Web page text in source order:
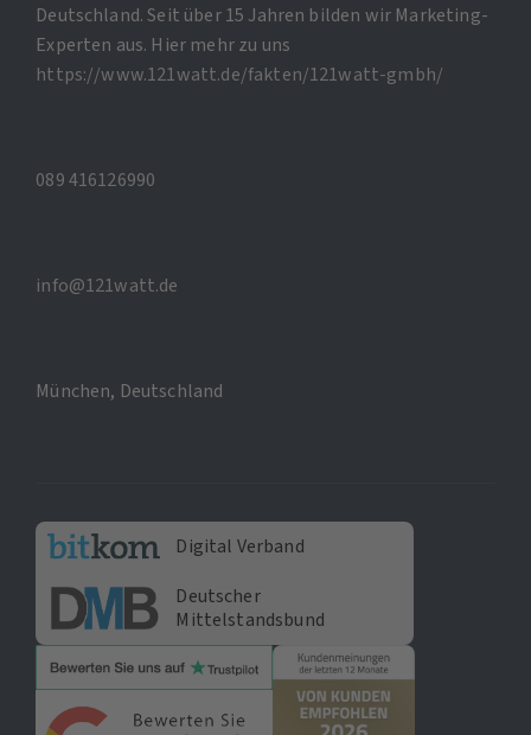
Deutschland. Seit über 15 Jahren bilden wir Marketing-
Experten aus. Hier mehr zu uns
https://www.121watt.de/fakten/121watt-gmbh/
089 416126990
info@121watt.de
München, Deutschland
Digital Verband
Deutscher
Mittelstandsbund